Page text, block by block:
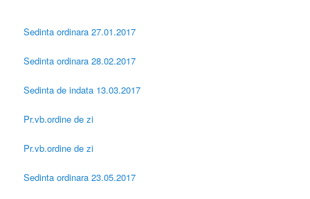
Sedinta ordinara 27.01.2017
Sedinta ordinara 28.02.2017
Sedinta de indata 13.03.2017
Pr.vb.ordine de zi
Pr.vb.ordine de zi
Sedinta ordinara 23.05.2017